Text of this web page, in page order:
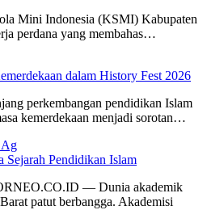
Mini Indonesia (KSMI) Kabupaten
perdana yang membahas…
dalam History Fest 2026
perkembangan pendidikan Islam
kemerdekaan menjadi sorotan…
Sejarah Pendidikan Islam
— Dunia akademik
patut berbangga. Akademisi